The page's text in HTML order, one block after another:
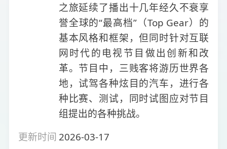
之旅延续了播出十几年经久不衰享
誉全球的“最高档”（Top Gear）的
基本风格和框架，但同时针对互联
网时代的电视节目做出创新和改
革。节目中，三贱客将游历世界各
地，试驾各种炫目的汽车，进行各
种比赛、测试，同时试图应对节目
组提出的各种挑战。
更新时间 2026-03-17